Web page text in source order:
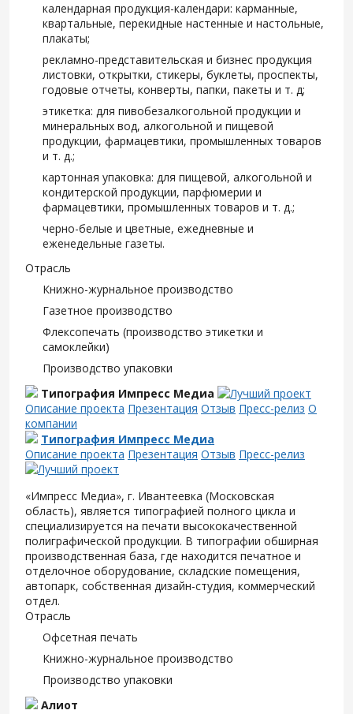
календарная продукция-календари: карманные,
квартальные, перекидные настенные и настольные,
плакаты;
рекламно-представительская и бизнес продукция
листовки, открытки, стикеры, буклеты, проспекты,
годовые отчеты, конверты, папки, пакеты и т. д;
этикетка: для пивобезалкогольной продукции и
минеральных вод, алкогольной и пищевой
продукции, фармацевтики, промышленных товаров
и т. д.;
картонная упаковка: для пищевой, алкогольной и
кондитерской продукции, парфюмерии и
фармацевтики, промышленных товаров и т. д.;
черно-белые и цветные, ежедневные и
еженедельные газеты.
Отрасль
Книжно-журнальное производство
Газетное производство
Флексопечать (производство этикетки и
самоклейки)
Производство упаковки
Типография Импресс Медиа
Описание проекта Презентация Отзыв Пресс-релиз О
компании
Типография Импресс Медиа
Описание проекта Презентация Отзыв Пресс-релиз
«Импресс Медиа», г. Ивантеевка (Московская
область), является типографией полного цикла и
специализируется на печати высококачественной
полиграфической продукции. В типографии обширная
производственная база, где находится печатное и
отделочное оборудование, складские помещения,
автопарк, собственная дизайн-студия, коммерческий
отдел.
Отрасль
Офсетная печать
Книжно-журнальное производство
Производство упаковки
Алиот